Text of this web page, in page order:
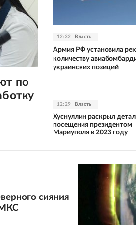
по
12:32 Власть
Армия РФ установила
количеству
украинских позиций
12:29 Власть
Хуснуллин раскрыл
посещения президентом
Мариуполя в 2023 году
сияния